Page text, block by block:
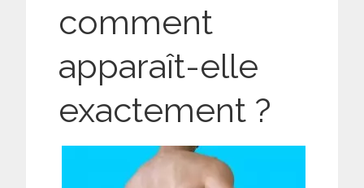
comment
apparaît-elle
exactement ?